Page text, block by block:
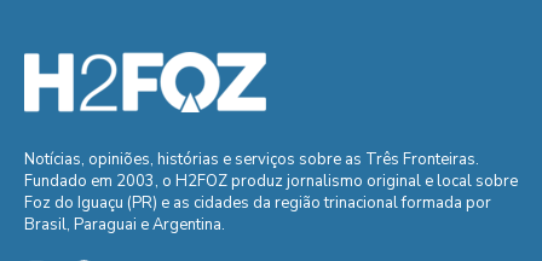
Notícias, opiniões, histórias e serviços sobre as Três Fronteiras.
Fundado em 2003, o H2FOZ produz jornalismo original e local sobre
Foz do Iguaçu (PR) e as cidades da região trinacional formada por
Brasil, Paraguai e Argentina.